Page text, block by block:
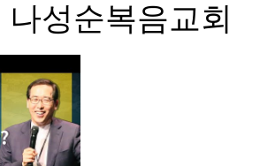
나성순복음교회